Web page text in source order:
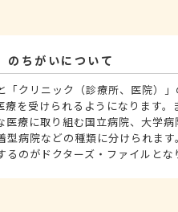
のちがいについて
「クリニック（診療所、医院）
療を受けられるようになります
医療に取り組む国立病院、大学
病院などの種類に分けられます。
のがドクターズ・ファイルとな